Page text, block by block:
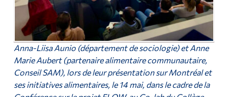
Anna-Liisa Aunio (département de sociologie) et Anne
Marie Aubert (partenaire alimentaire communautaire,
Conseil SAM), lors de leur présentation sur Montréal et
ses initiatives alimentaires, le 14 mai, dans le cadre de la